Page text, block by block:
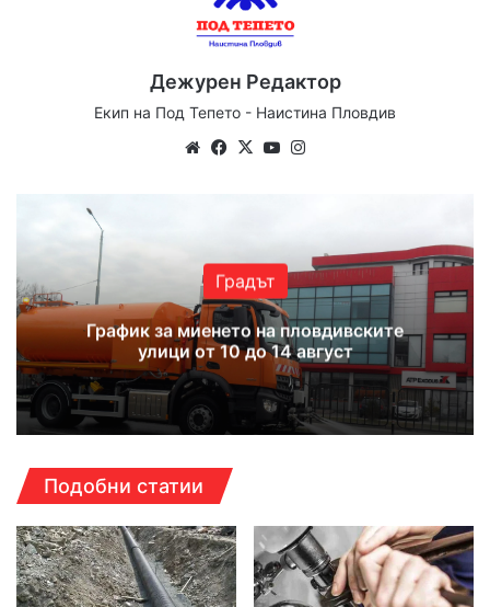
Дежурен Редактор
Екип на Под Тепето - Наистина Пловдив
WebsiteFacebook
X YouTube
Градът
График за миенето на пловдивските
улици от 10 до 14 август
Подобни статии